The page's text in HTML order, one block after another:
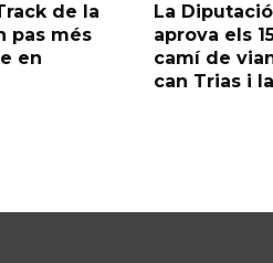
de la
pas més
en
La
aprova els
camí de
can Trias i